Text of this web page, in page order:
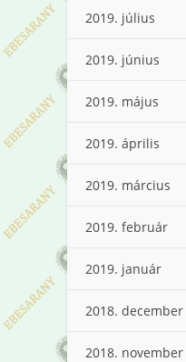
2019. július
2019. június
2019. május
2019. április
2019. március
2019. február
2019. január
2018. december
2018. november